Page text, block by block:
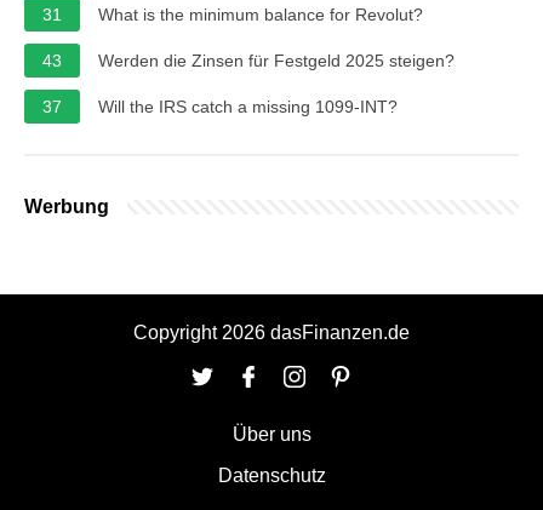
31 What is the minimum balance for Revolut?
43 Werden die Zinsen für Festgeld 2025 steigen?
37 Will the IRS catch a missing 1099-INT?
Werbung
Copyright 2026 dasFinanzen.de
Über uns
Datenschutz